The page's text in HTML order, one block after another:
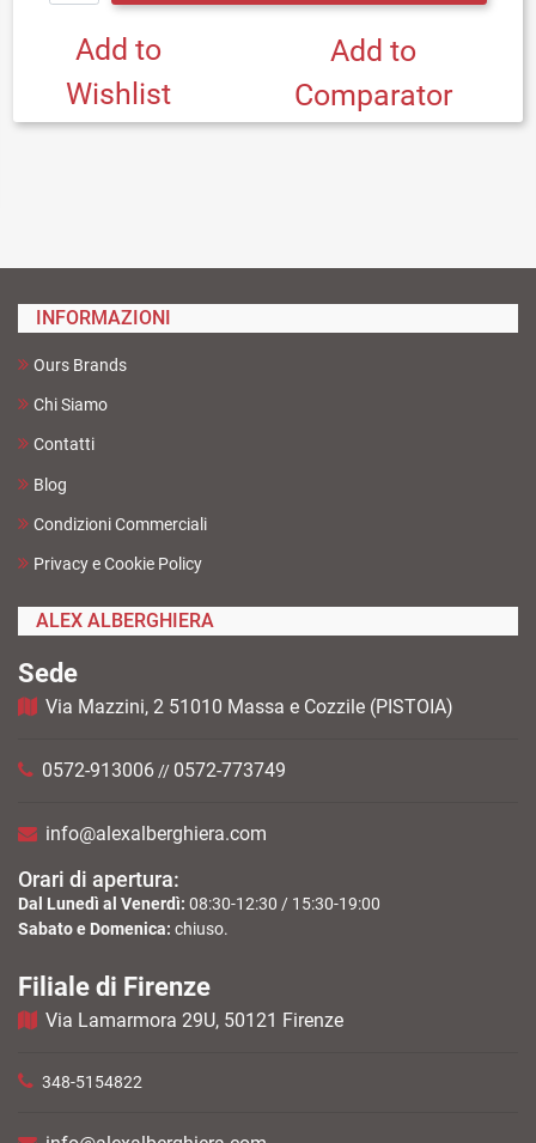
Add to
Wishlist
Add to
Comparator
INFORMAZIONI
Ours Brands
Chi Siamo
Contatti
Blog
Condizioni Commerciali
Privacy e Cookie Policy
ALEX ALBERGHIERA
Sede
Via Mazzini, 2 51010 Massa e Cozzile (PISTOIA)
0572-913006 // 0572-773749
info@alexalberghiera.com
Orari di apertura:
Dal Lunedì al Venerdì: 08:30-12:30 / 15:30-19:00
Sabato e Domenica: chiuso.
Filiale di Firenze
Via Lamarmora 29U, 50121 Firenze
348-5154822